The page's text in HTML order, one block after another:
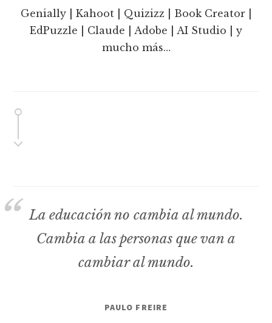
Genially | Kahoot | Quizizz | Book Creator |
EdPuzzle | Claude | Adobe | AI Studio | y
mucho más…
La educación no cambia al mundo.
Cambia a las personas que van a
cambiar al mundo.
PAULO FREIRE